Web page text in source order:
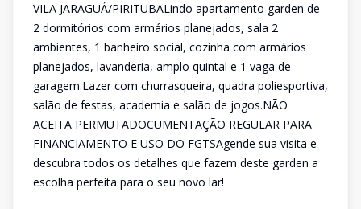
VILA JARAGUÁ/PIRITUBALindo apartamento garden de
2 dormitórios com armários planejados, sala 2
ambientes, 1 banheiro social, cozinha com armários
planejados, lavanderia, amplo quintal e 1 vaga de
garagem.Lazer com churrasqueira, quadra poliesportiva,
salão de festas, academia e salão de jogos.NÃO
ACEITA PERMUTADOCUMENTAÇÃO REGULAR PARA
FINANCIAMENTO E USO DO FGTSAgende sua visita e
descubra todos os detalhes que fazem deste garden a
escolha perfeita para o seu novo lar!